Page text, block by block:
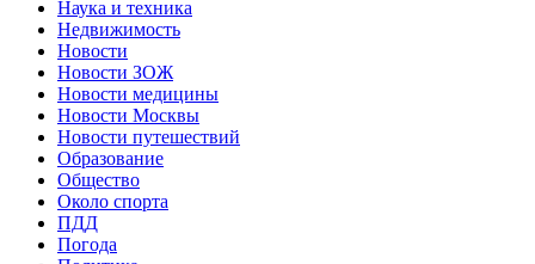
Наука и техника
Недвижимость
Новости
Новости ЗОЖ
Новости медицины
Новости Москвы
Новости путешествий
Образование
Общество
Около спорта
ПДД
Погода